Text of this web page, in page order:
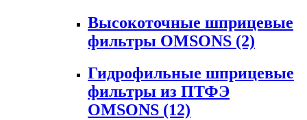
Высокоточные шприцевые
фильтры OMSONS (2)
Гидрофильные шприцевые
фильтры из ПТФЭ
OMSONS (12)